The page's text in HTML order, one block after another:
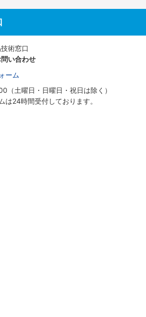
術窓口
い合わせ
ーム
（土曜日・日曜日・祝日は除く）
は24時間受付しております。